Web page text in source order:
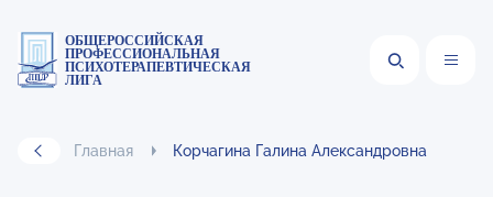
ОБЩЕРОССИЙСКАЯ
ПРОФЕССИОНАЛЬНАЯ
ПСИХОТЕРАПЕВТИЧЕСКАЯ
ЛИГА
Главная Корчагина Галина Александровна